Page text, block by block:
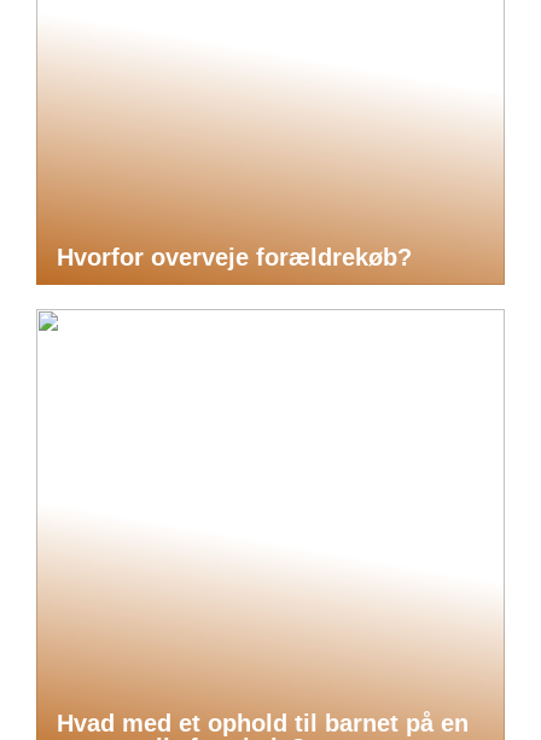
Hvorfor overveje forældrekøb?
Hvad med et ophold til barnet på en